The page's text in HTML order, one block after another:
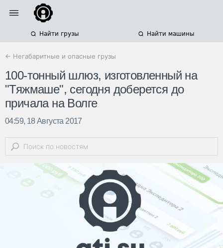
Найти грузы Найти машины
← Негабаритные и опасные грузы
100-тонный шлюз, изготовленный на
"Тяжмаше", сегодня доберется до
причала на Волге
04:59, 18 Августа 2017